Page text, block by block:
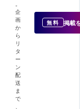
企
画
か
ら
リ
タ
ー
ン
配
送
ま
で
無料 掲載